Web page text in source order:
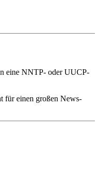
eine NNTP- oder UUCP-
für einen großen News-